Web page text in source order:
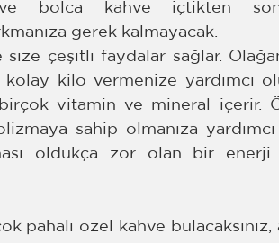
ve bolca kahve içtikten
gerek kalmayacak.
size çeşitli faydalar sağlar.
kilo vermenize yardımcı
vitamin ve mineral içerir.
sahip olmanıza
oldukça zor olan bir enerji
pahalı özel kahve